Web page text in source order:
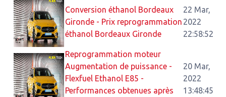
Conversion éthanol Bordeaux
Gironde - Prix reprogrammation
éthanol Bordeaux Gironde
22 Mar,
2022
22:58:52
Reprogrammation moteur
Augmentation de puissance -
Flexfuel Ethanol E85 -
Performances obtenues après
20 Mar,
2022
13:48:45